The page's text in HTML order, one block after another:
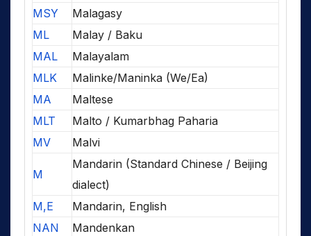
MSY
Malagasy
ML
Malay / Baku
MAL
Malayalam
MLK
Malinke/Maninka (We/Ea)
MA
Maltese
MLT
Malto / Kumarbhag Paharia
MV
Malvi
M
Mandarin (Standard Chinese / Beijing
dialect)
M,E
Mandarin, English
NAN
Mandenkan